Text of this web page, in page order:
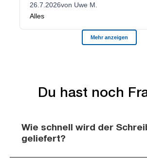
Du hast noch
Wie schnell wird der
geliefert?